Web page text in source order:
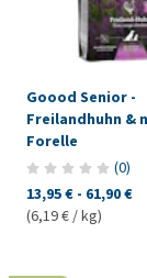
Goood Senior -
Freilandhuhn &
Forelle
(0)
13,95 € - 61,90 €
(6,19 € / kg)